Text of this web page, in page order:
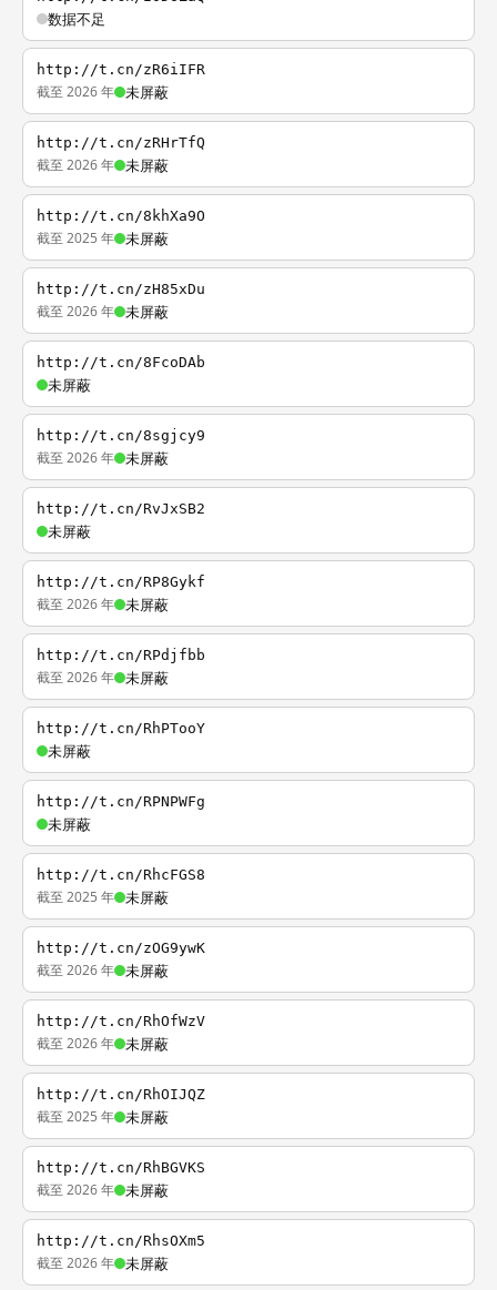
数据不足
http://t.cn/zR6iIFR
截至 2026 年 未屏蔽
http://t.cn/zRHrTfQ
截至 2026 年 未屏蔽
http://t.cn/8khXa9O
截至 2025 年 未屏蔽
http://t.cn/zH85xDu
截至 2026 年 未屏蔽
http://t.cn/8FcoDAb
未屏蔽
http://t.cn/8sgjcy9
截至 2026 年 未屏蔽
http://t.cn/RvJxSB2
未屏蔽
http://t.cn/RP8Gykf
截至 2026 年 未屏蔽
http://t.cn/RPdjfbb
截至 2026 年 未屏蔽
http://t.cn/RhPTooY
未屏蔽
http://t.cn/RPNPWFg
未屏蔽
http://t.cn/RhcFGS8
截至 2025 年 未屏蔽
http://t.cn/zOG9ywK
截至 2026 年 未屏蔽
http://t.cn/RhOfWzV
截至 2026 年 未屏蔽
http://t.cn/RhOIJQZ
截至 2025 年 未屏蔽
http://t.cn/RhBGVKS
截至 2026 年 未屏蔽
http://t.cn/RhsOXm5
截至 2026 年 未屏蔽